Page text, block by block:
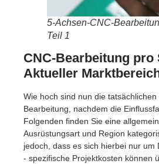
5-Achsen-CNC-
Teil 1
CNC-Bearbeitung pro
Aktueller
Wie hoch sind nun die
Bearbeitung, nachdem die
Folgenden finden Sie eine
Ausrüstungsart und Region
jedoch, dass es sich hierbei nur um
- spezifische Projektkosten können